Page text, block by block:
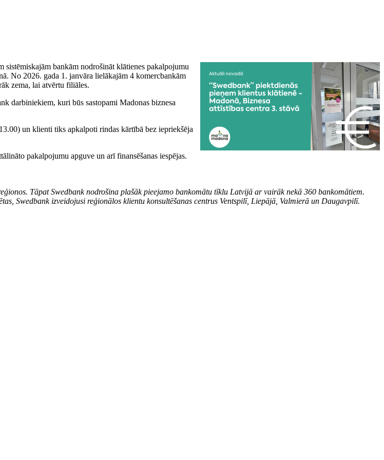
sistēmiskajām bankām nodrošināt klātienes pakalpojumu
No 2026. gada 1. janvāra lielākajām 4 komercbankām
zema, lai atvērtu filiāles.
darbiniekiem, kuri būs sastopami Madonas biznesa
un klienti tiks apkalpoti rindas kārtībā bez iepriekšēja
pakalpojumu apguve un arī finansēšanas iespējas.
Tāpat Swedbank nodrošina plašāk pieejamo bankomātu tīklu Latvijā ar vairāk nekā 360 bankomātiem.
Swedbank izveidojusi reģionālos klientu konsultēšanas centrus Ventspilī, Liepājā, Valmierā un Daugavpilī.